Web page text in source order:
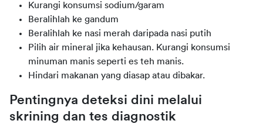
Kurangi konsumsi sodium/garam
Beralihlah ke gandum
Beralihlah ke nasi merah daripada nasi putih
Pilih air mineral jika kehausan. Kurangi konsumsi
minuman manis seperti es teh manis.
Hindari makanan yang diasap atau dibakar.
Pentingnya deteksi dini melalui
skrining dan tes diagnostik